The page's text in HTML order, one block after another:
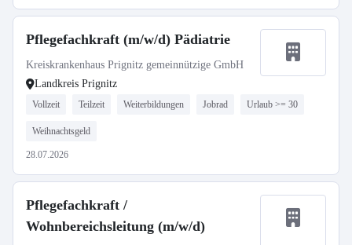
Pflegefachkraft (m/w/d) Pädiatrie
Kreiskrankenhaus Prignitz gemeinnützige GmbH
Landkreis Prignitz
Vollzeit Teilzeit Weiterbildungen Jobrad Urlaub >= 30
Weihnachtsgeld
28.07.2026
Pflegefachkraft /
Wohnbereichsleitung (m/w/d)